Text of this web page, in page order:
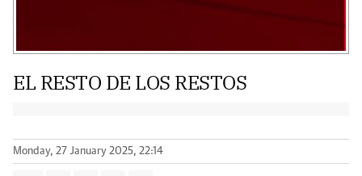
EL RESTO DE LOS RESTOS
Monday, 27 January 2025, 22:14